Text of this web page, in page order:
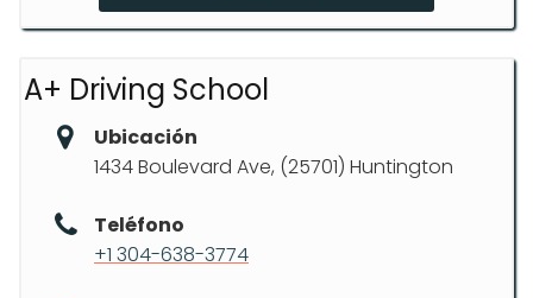
A+ Driving School
Ubicación
1434 Boulevard Ave, (25701) Huntington
Teléfono
+1 304-638-3774